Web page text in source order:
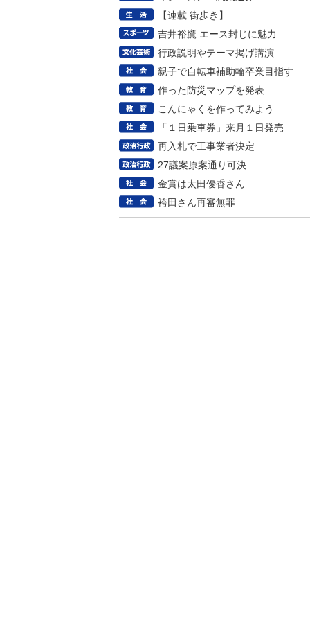
【連載 街歩き】
吉井裕鷹 エース封じに魅力
行政説明やテーマ掲げ講演
親子で自転車補助輪卒業目指す
作った防災マップを発表
こんにゃくを作ってみよう
「１日乗車券」来月１日発売
再入札で工事業者決定
27議案原案通り可決
金賞は太田優香さん
袴田さん再審無罪